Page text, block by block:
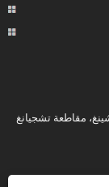
مقاطعة تشجيانغ